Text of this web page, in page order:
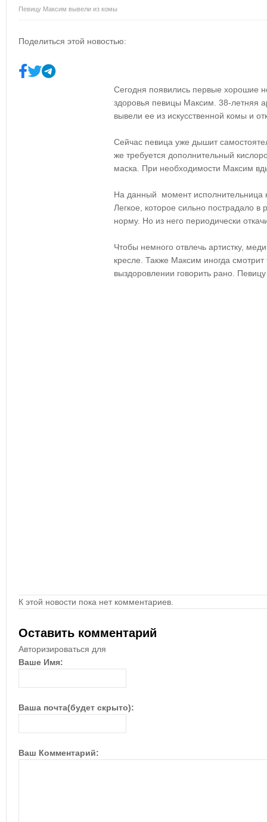
Певицу Максим вывели из комы
Поделиться этой новостью:
Сегодня появились первые хорошие
здоровья певицы Максим. 38-летняя
вывели ее из искусственной комы и
Сейчас певица уже дышит
же требуется дополнительный
маска. При необходимости Максим
На данный момент исполнительница
Легкое, которое сильно пострадало в
норму. Но из него периодически
Чтобы немного отвлечь артистку,
кресле. Также Максим иногда
выздоровлении говорить рано.
К этой новости пока нет комментариев.
Оставить комментарий
Авторизироваться для
Ваше Имя:
Ваша почта(будет скрыто):
Ваш Комментарий: